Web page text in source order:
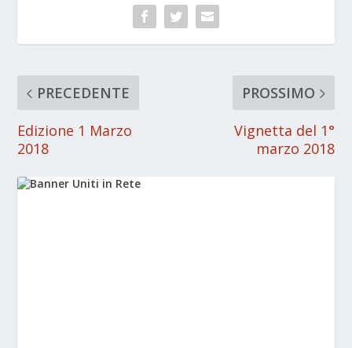
PRECEDENTE
Edizione 1 Marzo
2018
PROSSIMO
Vignetta del 1°
marzo 2018